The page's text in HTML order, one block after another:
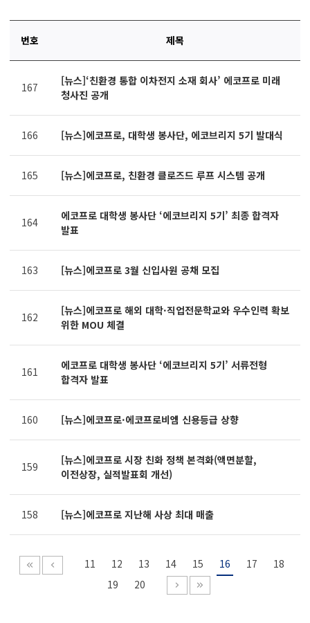
파일,
조회수,
작성일
제공표
번호 제목
167
[뉴스]‘친환경 통합 이차전지 소재 회사’ 에코프로 미래
청사진 공개
166 [뉴스]에코프로, 대학생 봉사단, 에코브리지 5기 발대식
165 [뉴스]에코프로, 친환경 클로즈드 루프 시스템 공개
164
에코프로 대학생 봉사단 ‘에코브리지 5기’ 최종 합격자
발표
163 [뉴스]에코프로 3월 신입사원 공채 모집
162
[뉴스]에코프로 해외 대학·직업전문학교와 우수인력 확보
위한 MOU 체결
161
에코프로 대학생 봉사단 ‘에코브리지 5기’ 서류전형
합격자 발표
160 [뉴스]에코프로·에코프로비엠 신용등급 상향
159
[뉴스]에코프로 시장 친화 정책 본격화(액면분할,
이전상장, 실적발표회 개선)
158 [뉴스]에코프로 지난해 사상 최대 매출
11 12 13 14 15 16 17
18
19
20